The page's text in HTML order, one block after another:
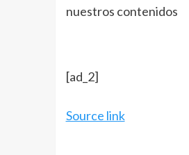
nuestros contenidos
[ad_2]
Source link